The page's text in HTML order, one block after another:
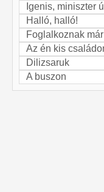
Igenis, miniszter
Halló, halló!
Foglalkoznak
Az én kis
Dilizsaruk
A buszon